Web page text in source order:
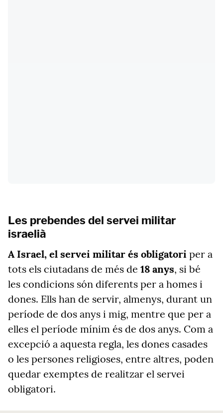
Les prebendes del servei militar
israelià
A Israel, el servei militar és obligatori per a
tots els ciutadans de més de 18 anys, si bé
les condicions són diferents per a homes i
dones. Ells han de servir, almenys, durant un
període de dos anys i mig, mentre que per a
elles el període mínim és de dos anys. Com a
excepció a aquesta regla, les dones casades
o les persones religioses, entre altres, poden
quedar exemptes de realitzar el servei
obligatori.